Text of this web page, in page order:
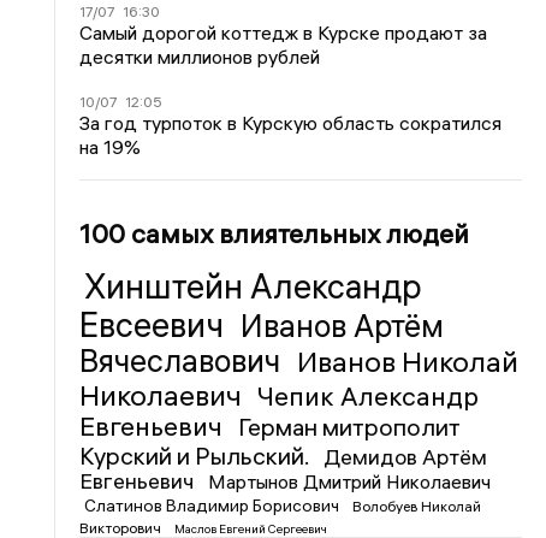
17/07 16:30
Самый дорогой коттедж в Курске продают за
десятки миллионов рублей
10/07 12:05
За год турпоток в Курскую область сократился
на 19%
100 самых влиятельных людей
Хинштейн Александр
Евсеевич Иванов Артём
Вячеславович Иванов Николай
Николаевич Чепик Александр
Евгеньевич
Герман митрополит
Курский и Рыльский.
Демидов Артём
Евгеньевич
Мартынов Дмитрий Николаевич
Слатинов Владимир Борисович
Волобуев Николай
Викторович
Маслов Евгений Сергеевич